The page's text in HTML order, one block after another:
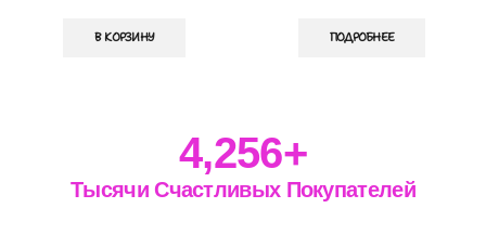
В КОРЗИНУ ПОДРОБНЕЕ
Тысячи Счастливых Покупателей
4,256+